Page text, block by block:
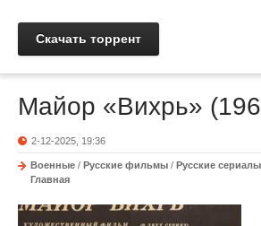
Скачать торрент
Майор «Вихрь»
2-12-2025, 19:36
Военные / Русские фильмы / Русские сериалы
Главная